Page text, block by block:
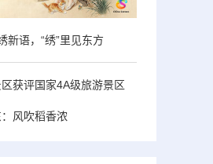
新语，“绣”里见东方
获评国家4A级旅游景区
风吹稻香浓